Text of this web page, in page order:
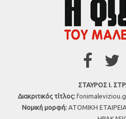
ΣΤΑΥΡΟΣ Ι.
Διακριτικός τίτλος:
Νομική μορφή: ΑΤΟΜΙΚΗ ΕΤΑΙΡΕΙΑ